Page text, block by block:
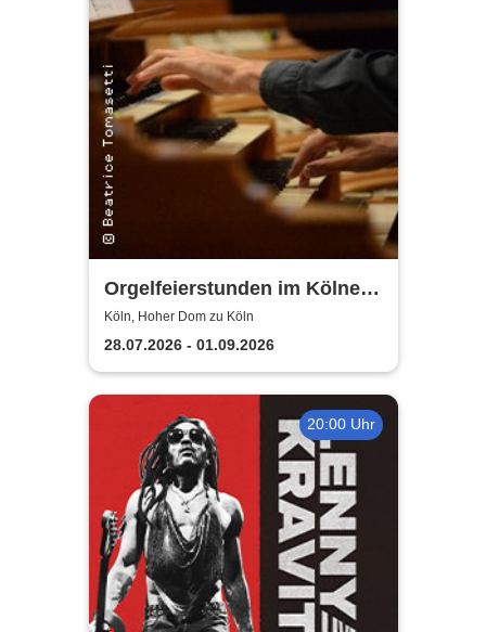
Orgelfeierstunden im Kölner
Dom
Köln, Hoher Dom zu Köln
28.07.2026 - 01.09.2026
20:00 Uhr